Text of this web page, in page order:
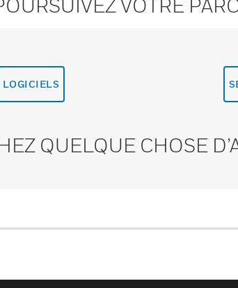
VOTRE
LOGICIELS
QUELQUE CHOSE